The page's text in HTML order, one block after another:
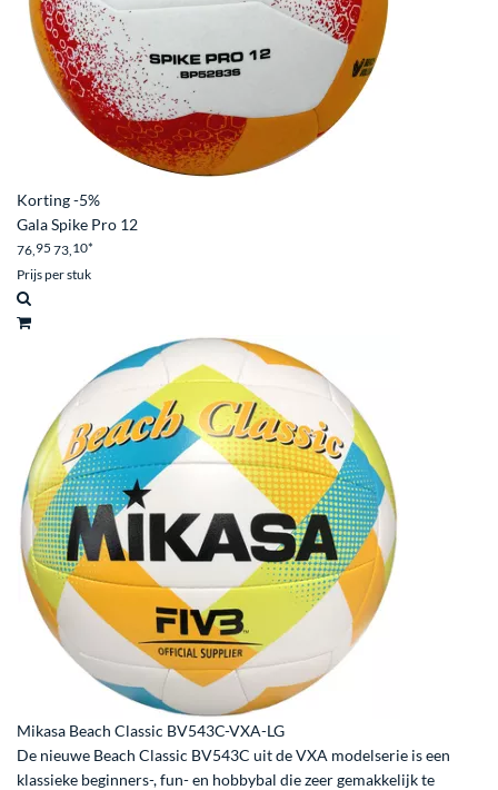
Korting-5%
Gala Spike Pro 12
76,95 73,10*
Prijs per stuk
Mikasa Beach Classic BV543C-VXA-LG
De nieuwe Beach Classic BV543C uit de VXA modelserie is een
klassieke beginners-, fun- en hobbybal die zeer gemakkelijk te